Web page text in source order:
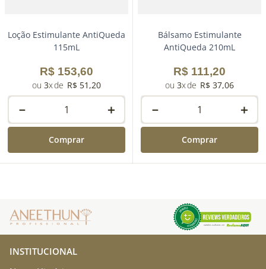
Loção Estimulante AntiQueda
115mL
R$ 153,60
3 R$ 51 ,20
＋
－
Comprar
Bálsamo Estimulante
AntiQueda 210mL
R$ 111,20
3 R$ 37,06
＋
－
Comprar
INSTITUCIONAL